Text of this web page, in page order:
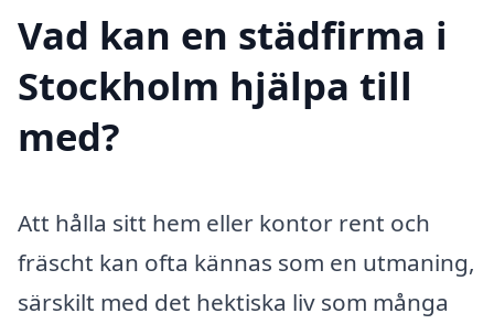
Vad kan en städfirma i
Stockholm hjälpa till
med?
Att hålla sitt hem eller kontor rent och
fräscht kan ofta kännas som en utmaning,
särskilt med det hektiska liv som många